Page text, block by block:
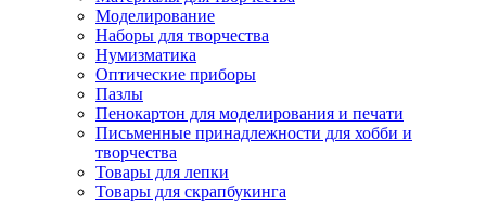
Моделирование
Наборы для творчества
Нумизматика
Оптические приборы
Пазлы
Пенокартон для моделирования и печати
Письменные принадлежности для хобби и
творчества
Товары для лепки
Товары для скрапбукинга